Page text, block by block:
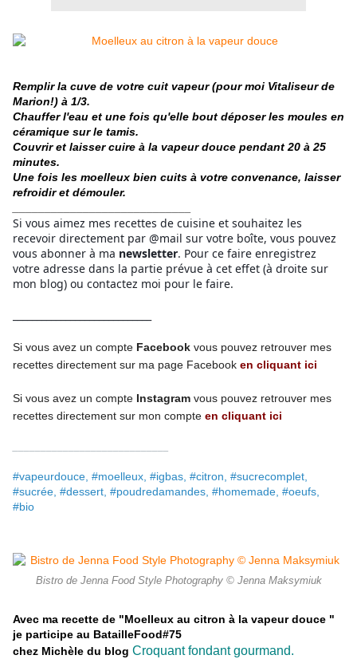
Remplir la cuve de votre cuit vapeur (pour moi Vitaliseur de
Marion!) à 1/3.
Chauffer l'eau et une fois qu'elle bout déposer les moules en
céramique sur le tamis.
Couvrir et laisser cuire à la vapeur douce pendant 20 à 25
minutes.
Une fois les moelleux bien cuits à votre convenance, laisser
refroidir et démouler.
Si vous aimez mes recettes de cuisine et souhaitez les
recevoir directement par @mail sur votre boîte, vous pouvez
vous abonner à ma newsletter. Pour ce faire enregistrez
votre adresse dans la partie prévue à cet effet (à droite sur
mon blog) ou contactez moi pour le faire.
Si vous avez un compte Facebook vous pouvez retrouver mes
recettes directement sur ma page Facebook en cliquant ici
Si vous avez un compte Instagram vous pouvez retrouver mes
recettes directement sur mon compte en cliquant ici
#vapeurdouce, #moelleux, #igbas, #citron, #sucrecomplet,
#sucrée, #dessert, #poudredamandes, #homemade, #oeufs,
#bio
Bistro de Jenna Food Style Photography © Jenna Maksymiuk
Avec ma recette de "Moelleux au citron à la vapeur douce "
je participe au BatailleFood#75
chez Michèle du blog Croquant fondant gourmand.